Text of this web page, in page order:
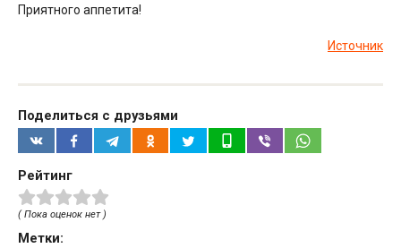
Приятного аппетита!
Источник
Поделиться с друзьями
Рейтинг
( Пока оценок нет )
Метки: